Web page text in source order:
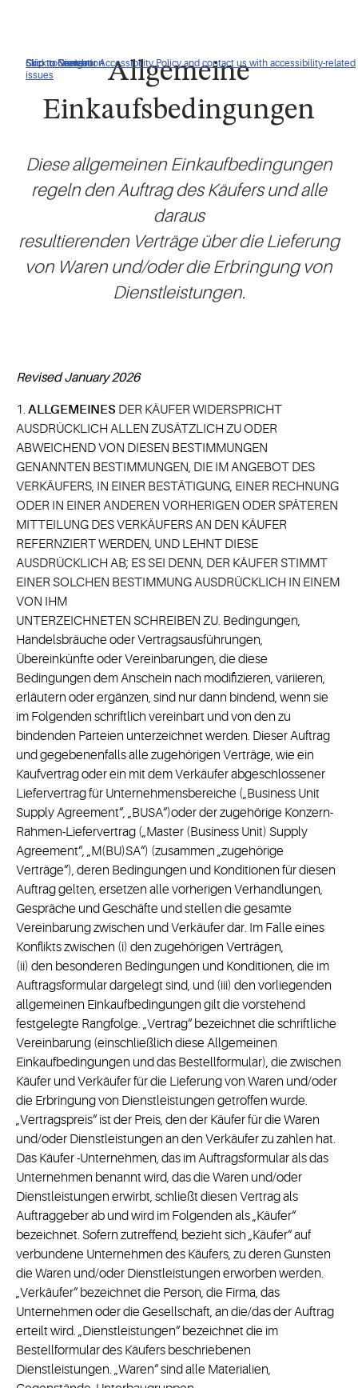
Click to view our Accessibility Policy and contact us with accessibility-related
issues
Skip to Navigation
Skip to Content
Skip to Search
Allgemeine
Einkaufsbedingungen
Diese allgemeinen Einkaufbedingungen
regeln den Auftrag des Käufers und alle
daraus
resultierenden Verträge über die Lieferung
von Waren und/oder die Erbringung von
Dienstleistungen.
Revised January 2026
1. ALLGEMEINES DER KÄUFER WIDERSPRICHT
AUSDRÜCKLICH ALLEN ZUSÄTZLICH ZU ODER
ABWEICHEND VON DIESEN BESTIMMUNGEN
GENANNTEN BESTIMMUNGEN, DIE IM ANGEBOT DES
VERKÄUFERS, IN EINER BESTÄTIGUNG, EINER RECHNUNG
ODER IN EINER ANDEREN VORHERIGEN ODER SPÄTEREN
MITTEILUNG DES VERKÄUFERS AN DEN KÄUFER
REFERNZIERT WERDEN, UND LEHNT DIESE
AUSDRÜCKLICH AB; ES SEI DENN, DER KÄUFER STIMMT
EINER SOLCHEN BESTIMMUNG AUSDRÜCKLICH IN EINEM
VON IHM
UNTERZEICHNETEN SCHREIBEN ZU. Bedingungen,
Handelsbräuche oder Vertragsausführungen,
Übereinkünfte oder Vereinbarungen, die diese
Bedingungen dem Anschein nach modifizieren, variieren,
erläutern oder ergänzen, sind nur dann bindend, wenn sie
im Folgenden schriftlich vereinbart und von den zu
bindenden Parteien unterzeichnet werden. Dieser Auftrag
und gegebenenfalls alle zugehörigen Verträge, wie ein
Kaufvertrag oder ein mit dem Verkäufer abgeschlossener
Liefervertrag für Unternehmensbereiche („Business Unit
Supply Agreement“, „BUSA“)oder der zugehörige Konzern-
Rahmen-Liefervertrag („Master (Business Unit) Supply
Agreement“, „M(BU)SA“) (zusammen „zugehörige
Verträge“), deren Bedingungen und Konditionen für diesen
Auftrag gelten, ersetzen alle vorherigen Verhandlungen,
Gespräche und Geschäfte und stellen die gesamte
Vereinbarung zwischen und Verkäufer dar. Im Falle eines
Konflikts zwischen (i) den zugehörigen Verträgen,
(ii) den besonderen Bedingungen und Konditionen, die im
Auftragsformular dargelegt sind, und (iii) den vorliegenden
allgemeinen Einkaufbedingungen gilt die vorstehend
festgelegte Rangfolge. „Vertrag“ bezeichnet die schriftliche
Vereinbarung (einschließlich diese Allgemeinen
Einkaufbedingungen und das Bestellformular), die zwischen
Käufer und Verkäufer für die Lieferung von Waren und/oder
die Erbringung von Dienstleistungen getroffen wurde.
„Vertragspreis“ ist der Preis, den der Käufer für die Waren
und/oder Dienstleistungen an den Verkäufer zu zahlen hat.
Das Käufer -Unternehmen, das im Auftragsformular als das
Unternehmen benannt wird, das die Waren und/oder
Dienstleistungen erwirbt, schließt diesen Vertrag als
Auftraggeber ab und wird im Folgenden als „Käufer“
bezeichnet. Sofern zutreffend, bezieht sich „Käufer“ auf
verbundene Unternehmen des Käufers, zu deren Gunsten
die Waren und/oder Dienstleistungen erworben werden.
„Verkäufer“ bezeichnet die Person, die Firma, das
Unternehmen oder die Gesellschaft, an die/das der Auftrag
erteilt wird. „Dienstleistungen“ bezeichnet die im
Bestellformular des Käufers beschriebenen
Dienstleistungen. „Waren“ sind alle Materialien,